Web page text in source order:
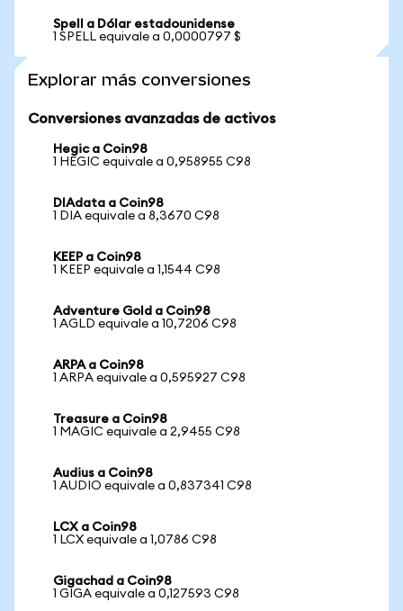
Spell a Dólar estadounidense
1 SPELL equivale a 0,0000797 $
Explorar más conversiones
Conversiones avanzadas de activos
Hegic a Coin98
1 HEGIC equivale a 0,958955 C98
DIAdata a Coin98
1 DIA equivale a 8,3670 C98
KEEP a Coin98
1 KEEP equivale a 1,1544 C98
Adventure Gold a Coin98
1 AGLD equivale a 10,7206 C98
ARPA a Coin98
1 ARPA equivale a 0,595927 C98
Treasure a Coin98
1 MAGIC equivale a 2,9455 C98
Audius a Coin98
1 AUDIO equivale a 0,837341 C98
LCX a Coin98
1 LCX equivale a 1,0786 C98
Gigachad a Coin98
1 GIGA equivale a 0,127593 C98